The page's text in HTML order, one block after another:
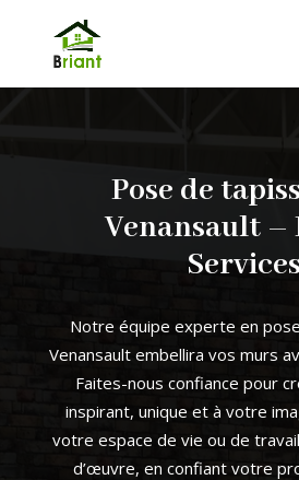
Pose de
Venansault
Services
Notre équipe experte en
Venansault embellira vos murs
Faites-nous confiance pour
inspirant, unique et à votre
votre espace de vie ou de
d’œuvre, en confiant votre